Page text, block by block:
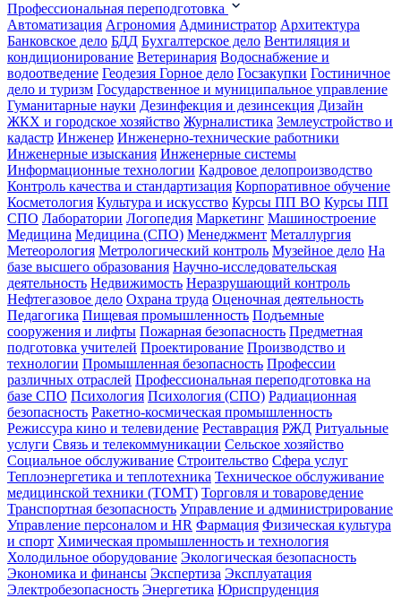
Профессиональная переподготовка
Автоматизация Агрономия Администратор Архитектура
Банковское дело БДД Бухгалтерское дело Вентиляция и
кондиционирование Ветеринария Водоснабжение и
водоотведение Геодезия Горное дело Госзакупки Гостиничное
дело и туризм Государственное и муниципальное управление
Гуманитарные науки Дезинфекция и дезинсекция Дизайн
ЖКХ и городское хозяйство Журналистика Землеустройство и
кадастр Инженер Инженерно-технические работники
Инженерные изыскания Инженерные системы
Информационные технологии Кадровое делопроизводство
Контроль качества и стандартизация Корпоративное обучение
Косметология Культура и искусство Курсы ПП ВО Курсы ПП
СПО Лаборатории Логопедия Маркетинг Машиностроение
Медицина Медицина (СПО) Менеджмент Металлургия
Метеорология Метрологический контроль Музейное дело На
базе высшего образования Научно-исследовательская
деятельность Недвижимость Неразрушающий контроль
Нефтегазовое дело Охрана труда Оценочная деятельность
Педагогика Пищевая промышленность Подъемные
сооружения и лифты Пожарная безопасность Предметная
подготовка учителей Проектирование Производство и
технологии Промышленная безопасность Профессии
различных отраслей Профессиональная переподготовка на
базе СПО Психология Психология (СПО) Радиационная
безопасность Ракетно-космическая промышленность
Режиссура кино и телевидение Реставрация РЖД Ритуальные
услуги Связь и телекоммуникации Сельское хозяйство
Социальное обслуживание Строительство Сфера услуг
Теплоэнергетика и теплотехника Техническое обслуживание
медицинской техники (ТОМТ) Торговля и товароведение
Транспортная безопасность Управление и администрирование
Управление персоналом и HR Фармация Физическая культура
и спорт Химическая промышленность и технология
Холодильное оборудование Экологическая безопасность
Экономика и финансы Экспертиза Эксплуатация
Электробезопасность Энергетика Юриспруденция